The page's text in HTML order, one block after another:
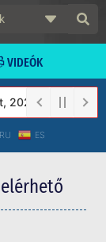
VIDEÓK
tól a Védett
RU ES